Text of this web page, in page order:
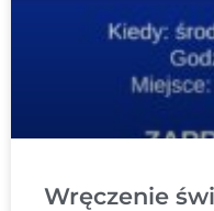
Wręczenie